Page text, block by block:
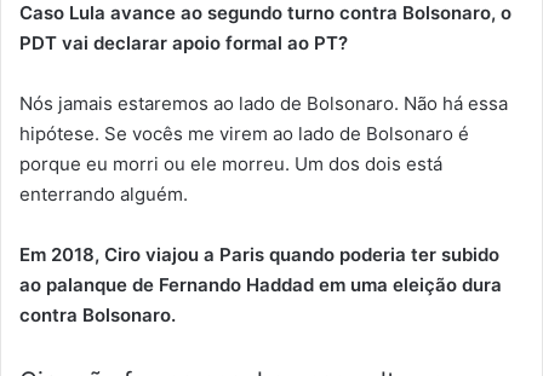
Caso Lula avance ao segundo turno contra Bolsonaro, o
PDT vai declarar apoio formal ao PT?
Nós jamais estaremos ao lado de Bolsonaro. Não há essa
hipótese. Se vocês me virem ao lado de Bolsonaro é
porque eu morri ou ele morreu. Um dos dois está
enterrando alguém.
Em 2018, Ciro viajou a Paris quando poderia ter subido
ao palanque de Fernando Haddad em uma eleição dura
contra Bolsonaro.